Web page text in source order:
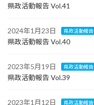
県政活動報告 Vol.41
2024年1月23日 県政活動報告
県政活動報告 Vol.40
2023年5月19日 県政活動報告
県政活動報告 Vol.39
2023年1月12日 県政活動報告